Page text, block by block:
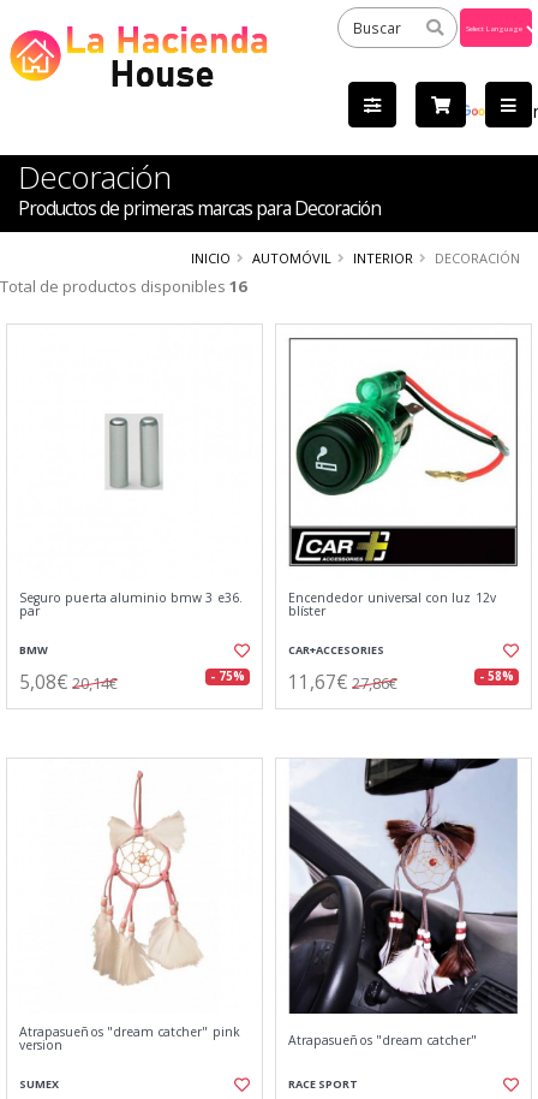
by
Decoración
Productos de primeras marcas para Decoración
INICIO AUTOMÓVIL INTERIOR DECORACIÓN
Total de productos disponibles 16
Seguro puerta aluminio bmw 3 e36.
par
BMW
5,08€ 20,14€ - 75%
Encendedor universal con luz 12v
blíster
CAR+ACCESORIES
11,67€ 27,86€ - 58%
Atrapasueños "dream catcher" pink
version
SUMEX
Atrapasueños "dream catcher"
RACE SPORT